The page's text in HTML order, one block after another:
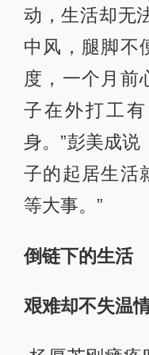
动，生活却无
中风，腿脚不
度，一个月前
子在外打工
身。”彭美成说
子的起居生活
等大事。”
倒链下的生活
艰难却不失温